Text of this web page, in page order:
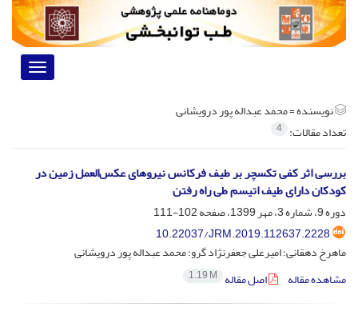
Toggle
نویسنده =محمد عبداله پور درویشانی
تعداد مقالات: 4
بررسی اثر کفی تکسچر بر طیف فرکانس نیروهای عکس‌العمل زمین در
کودکان دارای طیف اتیسم طی راه رفتن
دوره 9، شماره 3، مهر 1399، صفحه
102-111
10.22037/JRM.2019.112637.2228
ماهرخ دهقانی؛ امیرعلی جعفرنژاد گرو؛ محمد عبداله پور درویشانی
مشاهده مقاله
اصل مقاله 1.19 M